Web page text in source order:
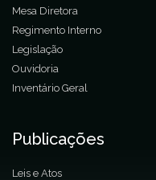
Mesa Diretora
Regimento Interno
Legislação
Ouvidoria
Inventário Geral
Publicações
Leis e Atos